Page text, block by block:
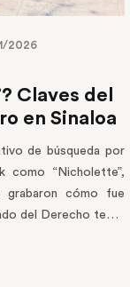
2026
Claves del
en Sinaloa
de búsqueda por
como “Nicholette”,
grabaron cómo fue
del Derecho te…